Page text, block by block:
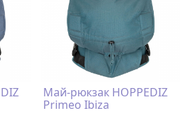
Май-рюкзак HOPPEDIZ
Primeo Ibiza